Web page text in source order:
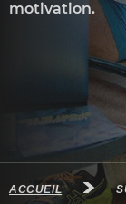
motivation.
ACCUEIL